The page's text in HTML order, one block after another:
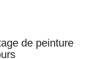
de peinture